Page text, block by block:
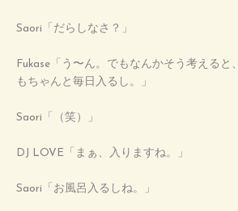
Saori「だらしなさ？」
Fukase「う〜ん。でもなんかそう考えると
もちゃんと毎日入るし。」
Saori「（笑）」
DJ LOVE「まぁ、入りますね。」
Saori「お風呂入るしね。」